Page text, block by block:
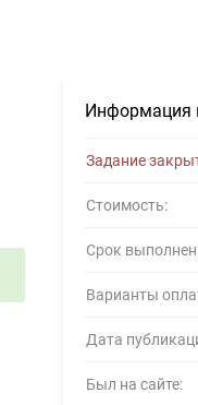
Информация
Задание
Стоимость:
Срок
Варианты
Дата
Был на сайте: